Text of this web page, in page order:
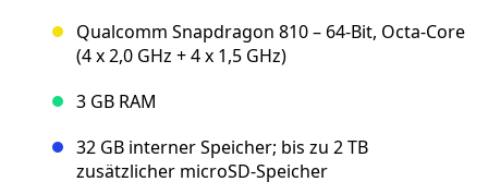
Qualcomm Snapdragon 810 – 64-Bit, Octa-Core
(4 x 2,0 GHz + 4 x 1,5 GHz)
3 GB RAM
32 GB interner Speicher; bis zu 2 TB
zusätzlicher microSD-Speicher